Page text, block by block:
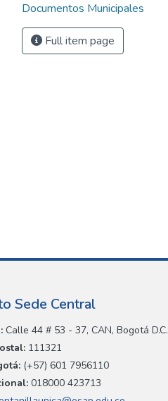
Documentos Municipales
Full item page
Sede Central
Calle 44 # 53 - 37, CAN, Bogotá D.C.
111321
(+57) 601 7956110
018000 423713